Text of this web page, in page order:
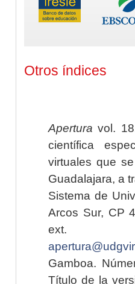
Otros índices
Apertura vol.
científica
virtuales que
Guadalajara, a
Sistema de
Arcos Sur, CP
ext.
Gamboa.
Título de la